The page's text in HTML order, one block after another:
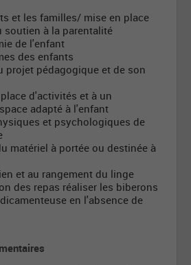
et les familles/ mise en place
soutien à la parentalité
de l'enfant
des enfants
projet pédagogique et de son
d'activités et à un
adapté à l'enfant
et psychologiques de
matériel à portée ou destinée à
et au rangement du linge
des repas réaliser les biberons
en l'absence de